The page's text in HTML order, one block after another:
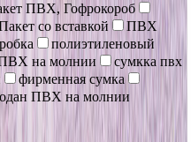
ПВХ, Гофрокороб
со вставкой
ПВХ
полиэтиленовый
на молнии
сумкка пвх
фирменная сумка
ПВХ на молнии